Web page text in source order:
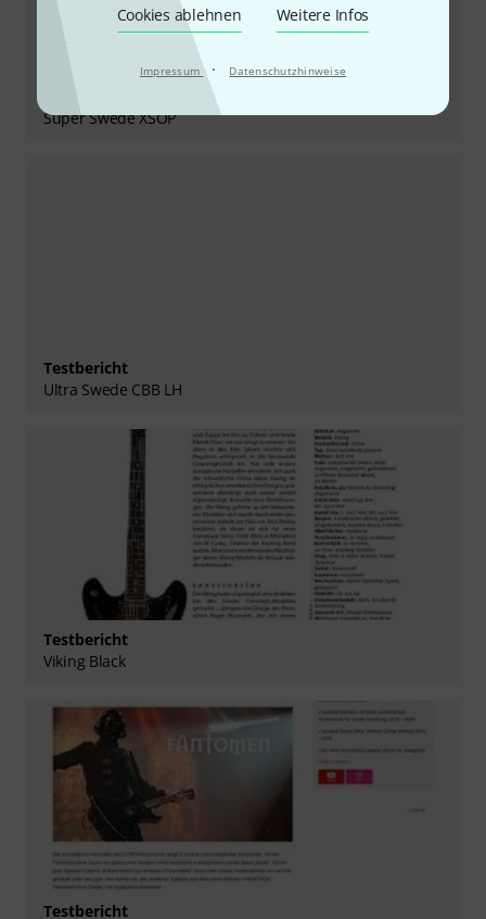
Cookies ablehnen Weitere Infos
Impressum · Datenschutzhinweise
Super Swede XSOP
Testbericht
Ultra Swede CBB LH
Testbericht
Viking Black
Testbericht